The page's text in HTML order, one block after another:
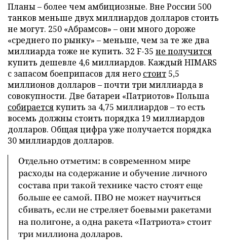
Планы – более чем амбициозные. Вне России 500
танков меньше двух миллиардов долларов стоить
не могут. 250 «Абрамсов» – они много дороже
«среднего по рынку» – меньше, чем за те же два
миллиарда тоже не купить. 32 F-35 не получится
купить дешевле 4,6 миллиардов. Каждый HIMARS
с запасом боеприпасов для него стоит 5,5
миллионов долларов – почти три миллиарда в
совокупности. Две батареи «Патриотов» Польша
собираетсякупить за 4,75 миллиардов – то есть
восемь должны стоить порядка 19 миллиардов
долларов. Общая цифра уже получается порядка
30 миллиардов долларов.
Отдельно отметим: в современном мире
расходы на содержание и обучение личного
состава при такой технике часто стоят еще
больше ее самой. ПВО не может научиться
сбивать, если не стреляет боевыми ракетами
на полигоне, а одна ракета «Патриота» стоит
три миллиона долларов.